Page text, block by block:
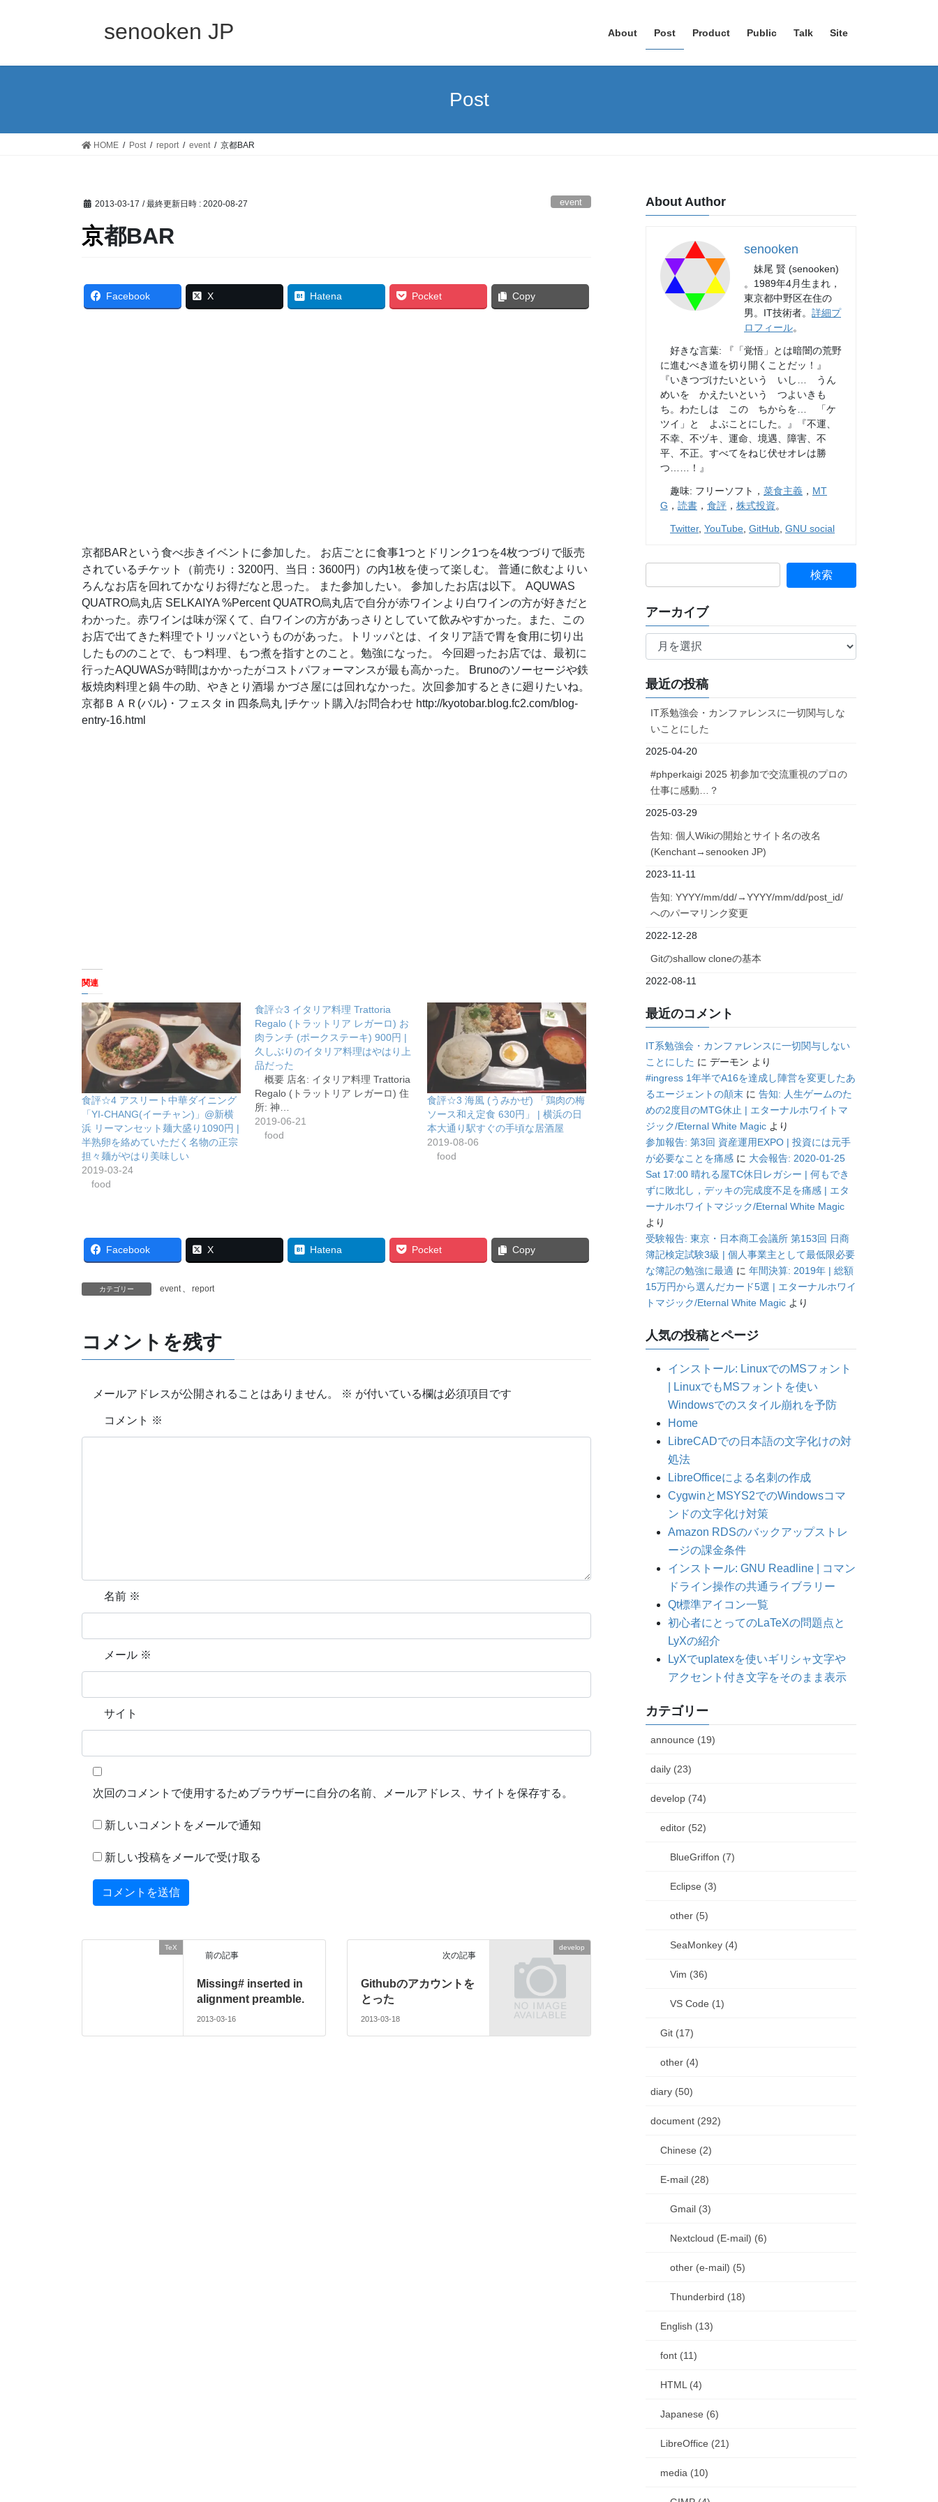
senooken JP About Post Product Public Talk Site
Post
HOME Post report event 京都BAR
2013-03-17 / 最終更新日時 : 2020-08-27 event
京都BAR
Facebook X Hatena Pocket Copy
京都BARという食べ歩きイベントに参加した。 お店ごとに食事1つとドリンク1つを4枚つづりで販売
されているチケット（前売り：3200円、当日：3600円）の内1枚を使って楽しむ。 普通に飲むよりい
ろんなお店を回れてかなりお得だなと思った。 また参加したい。 参加したお店は以下。 AQUWAS
QUATRO烏丸店 SELKAIYA %Percent QUATRO烏丸店で自分が赤ワインより白ワインの方が好きだと
わかった。赤ワインは味が深くて、白ワインの方があっさりとしていて飲みやすかった。また、この
お店で出てきた料理でトリッパというものがあった。トリッパとは、イタリア語で胃を食用に切り出
したもののことで、もつ料理、もつ煮を指すとのこと。勉強になった。 今回廻ったお店では、最初に
行ったAQUWASが時間はかかったがコストパフォーマンスが最も高かった。 Brunoのソーセージや鉄
板焼肉料理と鍋 牛の助、やきとり酒場 かづさ屋には回れなかった。次回参加するときに廻りたいね。
京都ＢＡＲ(バル)・フェスタ in 四条烏丸 |チケット購入/お問合わせ http://kyotobar.blog.fc2.com/blog-
entry-16.html
関連
食評☆4 アスリート中華ダイニング
「YI-CHANG(イーチャン)」@新横
浜 リーマンセット麺大盛り1090円 |
半熟卵を絡めていただく名物の正宗
担々麺がやはり美味しい
2019-03-24
food
食評☆3 イタリア料理 Trattoria
Regalo (トラットリア レガーロ) お
肉ランチ (ポークステーキ) 900円 |
久しぶりのイタリア料理はやはり上
品だった
概要 店名: イタリア料理 Trattoria
Regalo (トラットリア レガーロ) 住
所: 神…
2019-06-21
food
食評☆3 海風 (うみかぜ) 「鶏肉の梅
ソース和え定食 630円」 | 横浜の日
本大通り駅すぐの手頃な居酒屋
2019-08-06
food
Facebook X Hatena Pocket Copy
カテゴリー event 、 report
コメントを残す
メールアドレスが公開されることはありません。 ※ が付いている欄は必須項目です
コメント ※
名前 ※
メール ※
サイト
次回のコメントで使用するためブラウザーに自分の名前、メールアドレス、サイトを保存する。
新しいコメントをメールで通知
新しい投稿をメールで受け取る
TeX
前の記事
Missing# inserted in
alignment preamble.
2013-03-16
develop
次の記事
Githubのアカウントを
とった
2013-03-18
About Author
senooken
妹尾 賢 (senooken)
。1989年4月生まれ，
東京都中野区在住の
男。IT技術者。詳細プ
ロフィール。
好きな言葉: 『「覚悟」とは暗闇の荒野
に進むべき道を切り開くことだッ！』
『いきつづけたいという いし… うん
めいを かえたいという つよいきも
ち。わたしは この ちからを… 「ケ
ツイ」と よぶことにした。』『不運、
不幸、不ヅキ、運命、境遇、障害、不
平、不正。すべてをねじ伏せオレは勝
つ……！』
趣味: フリーソフト，菜食主義 ， MT
G ，読書 ，食評 ，株式投資。
Twitter,YouTube ,GitHub ,GNU social
アーカイブ
ア
イ
ブ
最近の投稿
IT系勉強会・カンファレンスに一切関与しな
いことにした
2025-04-20
#phperkaigi 2025 初参加で交流重視のプロの
仕事に感動…？
2025-03-29
告知: 個人Wikiの開始とサイト名の改名
(Kenchant→senooken JP)
2023-11-11
告知: YYYY/mm/dd/→YYYY/mm/dd/post_id/
へのパーマリンク変更
2022-12-28
Gitのshallow cloneの基本
2022-08-11
最近のコメント
IT系勉強会・カンファレンスに一切関与しない
ことにした にデーモン より
#ingress 1年半でA16を達成し陣営を変更したあ
るエージェントの顛末 に告知: 人生ゲームのた
めの2度目のMTG休止 | エターナルホワイトマ
ジック/Eternal White Magic より
参加報告: 第3回 資産運用EXPO | 投資には元手
が必要なことを痛感 に 大会報告: 2020-01-25
Sat 17:00 晴れる屋TC休日レガシー | 何もでき
ずに敗北し，デッキの完成度不足を痛感 | エタ
ーナルホワイトマジック/Eternal White Magic
より
受験報告: 東京・日本商工会議所 第153回 日商
簿記検定試験3級 | 個人事業主として最低限必要
な簿記の勉強に最適 に年間決算: 2019年 | 総額
15万円から選んだカード5選 | エターナルホワイ
トマジック/Eternal White Magic より
人気の投稿とページ
インストール: LinuxでのMSフォント
| LinuxでもMSフォントを使い
Windowsでのスタイル崩れを予防
Home
LibreCADでの日本語の文字化けの対
処法
LibreOfficeによる名刺の作成
CygwinとMSYS2でのWindowsコマ
ンドの文字化け対策
Amazon RDSのバックアップストレ
ージの課金条件
インストール: GNU Readline | コマン
ドライン操作の共通ライブラリー
Qt標準アイコン一覧
初心者にとってのLaTeXの問題点と
LyXの紹介
LyXでuplatexを使いギリシャ文字や
アクセント付き文字をそのまま表示
カテゴリー
announce (19)
daily (23)
develop (74)
editor (52)
BlueGriffon (7)
Eclipse (3)
other (5)
SeaMonkey (4)
Vim (36)
VS Code (1)
Git (17)
other (4)
diary (50)
document (292)
Chinese (2)
E-mail (28)
Gmail (3)
Nextcloud (E-mail) (6)
other (e-mail) (5)
Thunderbird (18)
English (13)
font (11)
HTML (4)
Japanese (6)
LibreOffice (21)
media (10)